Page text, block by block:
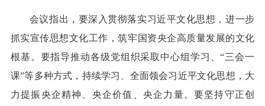
会议指出，要深入贯彻落实习近平文化思想，进一步
抓实宣传思想文化工作，筑牢国资央企高质量发展的文化
根基。要指导推动各级党组织采取中心组学习、“三会一
课”等多种方式，持续学习、全面领会习近平文化思想，大
力提振央企精神、央企价值、央企力量。要坚持守正创